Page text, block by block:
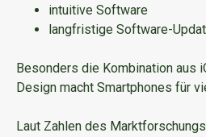
intuitive Software
langfristige Software-
Besonders die Kombination aus
Design macht Smartphones für
Laut Zahlen des